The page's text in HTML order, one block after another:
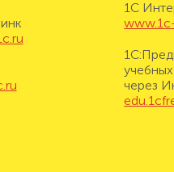
1С
через